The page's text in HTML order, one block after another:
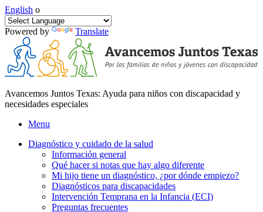
English o
Powered by Translate
Avancemos Juntos Texas: Ayuda para niños con discapacidad y
necesidades especiales
Menu
Diagnóstico y cuidado de la salud
Información general
Qué hacer si notas que hay algo diferente
Mi hijo tiene un diagnóstico, ¿por dónde empiezo?
Diagnósticos para discapacidades
Intervención Temprana en la Infancia (ECI)
Preguntas frecuentes